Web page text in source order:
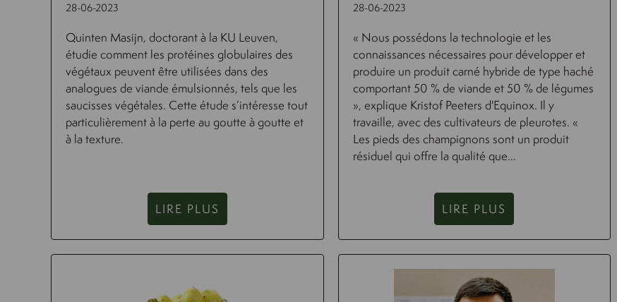
28-06-2023
Quinten Masijn, doctorant à la KU Leuven,
étudie comment les protéines globulaires des
végétaux peuvent être utilisées dans des
analogues de viande émulsionnés, tels que les
saucisses végétales. Cette étude s’intéresse tout
particulièrement à la perte au goutte à goutte et
à la texture.
LIRE PLUS
28-06-2023
« Nous possédons la technologie et les
connaissances nécessaires pour développer et
produire un produit carné hybride de type haché
comportant 50 % de viande et 50 % de légumes
», explique Kristof Peeters d'Equinox. Il y
travaille, avec des cultivateurs de pleurotes. «
Les pieds des champignons sont un produit
résiduel qui offre la qualité que...
LIRE PLUS